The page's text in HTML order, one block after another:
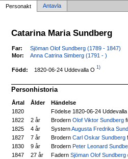
Personakt Antavla
Catarina Maria Sundberg
Far:
Sjöman Olof Sundberg (1789 - 1847)
Mor:
Anna Catrina Simberg (1791 - )
Född: 1820-06-24 Uddevalla O 1)
Personhistoria
Årtal Ålder
Händelse
1820
Födelse 1820-06-24 Uddevalla
1822 2 år BrodernOlof Viktor Sundberg
1825
4 år SysternAugusta Fredrika
1827
7 år BrodernCarl Oskar Sundberg
1830
9 år BrodernPeter Leonard
1847
27 år FadernSjöman Olof Sundberg